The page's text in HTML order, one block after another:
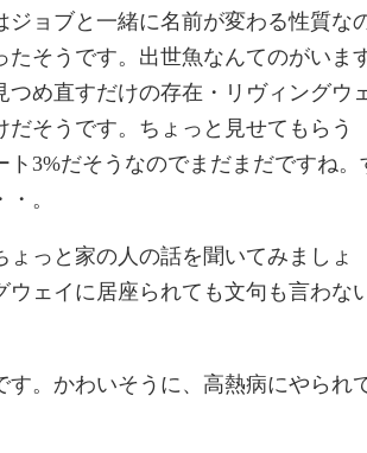
ョブと一緒に名前が変わる性質な
たそうです。出世魚なんてのがいま
め直すだけの存在・リヴィングウ
だそうです。ちょっと見せてもらう
3%だそうなのでまだまだですね。
。
っと家の人の話を聞いてみましょ
ェイに居座られても文句も言わな
。かわいそうに、高熱病にやられ